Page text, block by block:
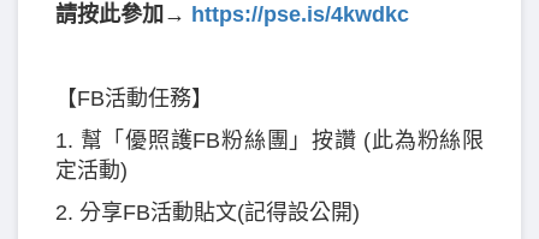
請按此參加→ https://pse.is/4kwdkc
【FB活動任務】
1. 幫「優照護FB粉絲團」按讚 (此為粉絲限
定活動)
2. 分享FB活動貼文(記得設公開)